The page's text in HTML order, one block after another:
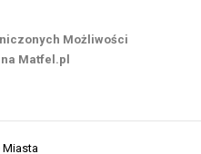
Możliwości
Matfel.pl
Miasta